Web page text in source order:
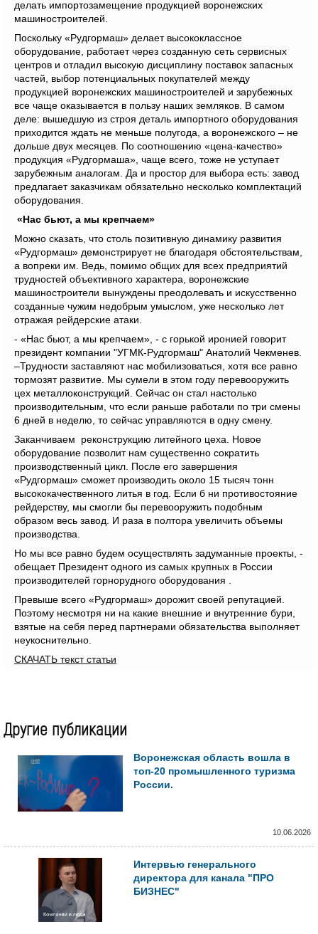
делать импортозамещение продукцией воронежских
машиностроителей.
Поскольку «Рудгормаш» делает высококлассное
оборудование, работает через созданную сеть сервисных
центров и отладил высокую дисциплину поставок запасных
частей, выбор потенциальных покупателей между
продукцией воронежских машиностроителей и зарубежных
все чаще оказывается в пользу наших земляков. В самом
деле: вышедшую из строя деталь импортного оборудования
приходится ждать не меньше полугода, а воронежского – не
дольше двух месяцев. По соотношению «цена-качество»
продукция «Рудгормаша», чаще всего, тоже не уступает
зарубежным аналогам. Да и простор для выбора есть: завод
предлагает заказчикам обязательно несколько комплектаций
оборудования.
«Нас бьют, а мы крепчаем»
Можно сказать, что столь позитивную динамику развития
«Рудгормаш» демонстрирует не благодаря обстоятельствам,
а вопреки им. Ведь, помимо общих для всех предприятий
трудностей объективного характера, воронежские
машиностроители вынуждены преодолевать и искусственно
созданные чужим недобрым умыслом, уже несколько лет
отражая рейдерские атаки.
- «Нас бьют, а мы крепчаем», - с горькой иронией говорит
президент компании "УГМК-Рудгормаш" Анатолий Чекменев.
–Трудности заставляют нас мобилизоваться, хотя все равно
тормозят развитие. Мы сумели в этом году перевооружить
цех металлоконструкций. Сейчас он стал настолько
производительным, что если раньше работали по три смены
6 дней в неделю, то сейчас управляются в одну смену.
Заканчиваем реконструкцию литейного цеха. Новое
оборудование позволит нам существенно сократить
производственный цикл. После его завершения
«Рудгормаш» сможет производить около 15 тысяч тонн
высококачественного литья в год. Если б ни противостояние
рейдерству, мы смогли бы перевооружить подобным
образом весь завод. И раза в полтора увеличить объемы
производства.
Но мы все равно будем осуществлять задуманные проекты, -
обещает Президент одного из самых крупных в России
производителей горнорудного оборудования .
Превыше всего «Рудгормаш» дорожит своей репутацией.
Поэтому несмотря ни на какие внешние и внутренние бури,
взятые на себя перед партнерами обязательства выполняет
неукоснительно.
СКАЧАТЬ текст статьи
Другие публикации
Воронежская область вошла в
топ-20 промышленного туризма
России.
10.06.2026
Интервью генерального
директора для канала "ПРО
БИЗНЕС"